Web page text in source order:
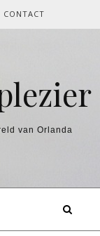
CONTACT
van Orlanda